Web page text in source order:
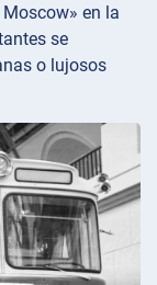
en la
se
o lujosos